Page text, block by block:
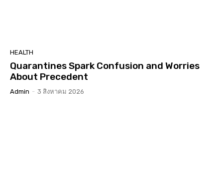
HEALTH
Quarantines Spark Confusion and Worries
About Precedent
Admin - 3 สิงหาคม 2026